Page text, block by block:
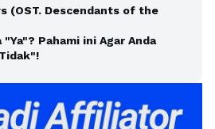
(OST. Descendants of the
Pahami ini Agar Anda